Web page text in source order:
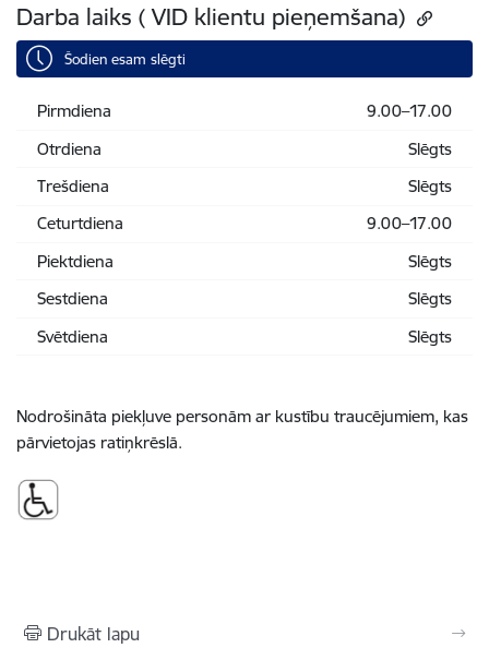
Darba laiks ( VID klientu pieņemšana)
Šodien esam slēgti
Pirmdiena
9.00–17.00
Otrdiena
Slēgts
Trešdiena
Slēgts
Ceturtdiena
9.00–17.00
Piektdiena
Slēgts
Sestdiena
Slēgts
Svētdiena
Slēgts
Nodrošināta piekļuve personām ar kustību traucējumiem, kas
pārvietojas ratiņkrēslā.
Drukāt lapu